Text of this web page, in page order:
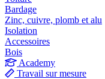
Bardage
Zinc, cuivre, plomb et alu
Isolation
Accessoires
Bois
Academy
Travail sur mesure